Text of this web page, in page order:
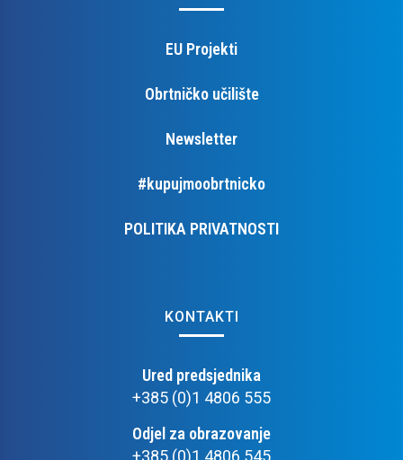
EU Projekti
Obrtničko učilište
Newsletter
#kupujmoobrtnicko
POLITIKA PRIVATNOSTI
KONTAKTI
Ured predsjednika
+385 (0)1 4806 555
Odjel za obrazovanje
+385 (0)1 4806 545